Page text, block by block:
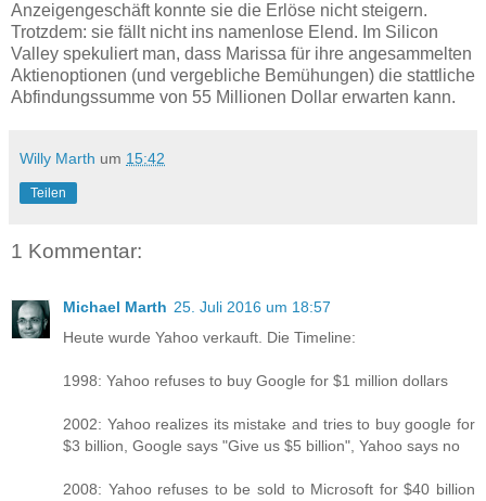
Anzeigengeschäft konnte sie die Erlöse nicht steigern.
Trotzdem: sie fällt nicht ins namenlose Elend. Im Silicon
Valley spekuliert man, dass Marissa für ihre angesammelten
Aktienoptionen (und vergebliche Bemühungen) die stattliche
Abfindungssumme von 55 Millionen Dollar erwarten kann.
Willy Marth um 15:42
Teilen
1 Kommentar:
Michael Marth 25. Juli 2016 um 18:57
Heute wurde Yahoo verkauft. Die Timeline:
1998: Yahoo refuses to buy Google for $1 million dollars
2002: Yahoo realizes its mistake and tries to buy google for
$3 billion, Google says "Give us $5 billion", Yahoo says no
2008: Yahoo refuses to be sold to Microsoft for $40 billion